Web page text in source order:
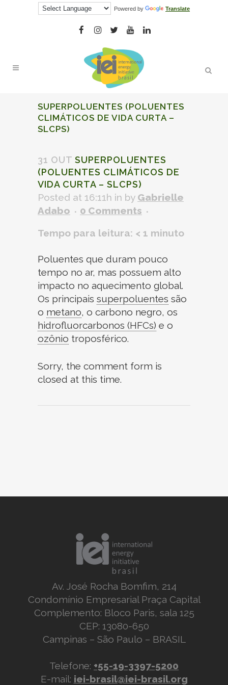
Powered by Translate
SUPERPOLUENTES (POLUENTES
CLIMÁTICOS DE VIDA CURTA –
SLCPS)
31 OUT SUPERPOLUENTES
(POLUENTES CLIMÁTICOS DE
VIDA CURTA – SLCPS)
Posted at 16:11h in by Gabrielle
Adabo
0 Comments
Tempo para leitura: < 1 minuto
Poluentes que duram pouco
tempo no ar, mas possuem alto
impacto no aquecimento global.
Os principais superpoluentes são
o metano, o carbono negro, os
hidrofluorcarbonos (HFCs) e o
ozônio troposférico.
Sorry, the comment form is
closed at this time.
Av. José Rocha Bomfim, 214
Condomínio Empresarial Praça Capital
Complemento: Bloco Paris, sala 125
CEP: 13080-650
Campinas – São Paulo – BRASIL
Telefone: +55-19-3397-5200
E-mail: iei-brasil@iei-brasil.org